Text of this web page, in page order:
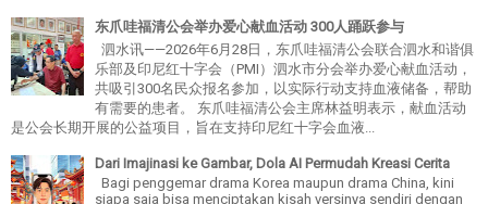
东爪哇福清公会举办爱心献血活动 300人踊跃参与
泗水讯——2026年6月28日，东爪哇福清公会联合泗水和谐俱
乐部及印尼红十字会（PMI）泗水市分会举办爱心献血活动，
共吸引300名民众报名参加，以实际行动支持血液储备，帮助
有需要的患者。 东爪哇福清公会主席林益明表示，献血活动
是公会长期开展的公益项目，旨在支持印尼红十字会血液...
Dari Imajinasi ke Gambar, Dola AI Permudah Kreasi Cerita
Bagi penggemar drama Korea maupun drama China, kini
siapa saja bisa menciptakan kisah versinya sendiri dengan